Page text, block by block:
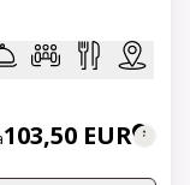
103,50 EUR